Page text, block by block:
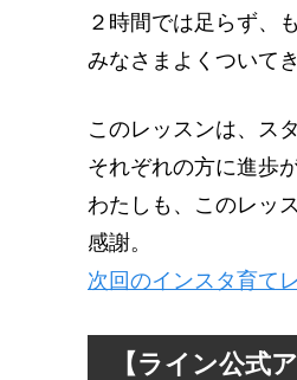
２時間では足らず、
みなさまよくついて
このレッスンは、ス
それぞれの方に進歩
わたしも、このレッ
感謝。
次回のインスタ育て
【ライン公式